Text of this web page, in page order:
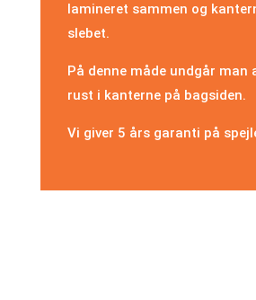
lamineret sammen og
slebet.
På denne måde undgår man
rust i kanterne på bagsiden.
Vi giver 5 års garanti på